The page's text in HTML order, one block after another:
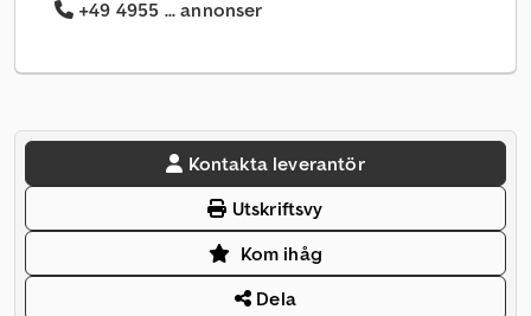
+49 4955 ... annonser
Kontakta leverantör
Utskriftsvy
Kom ihåg
Dela